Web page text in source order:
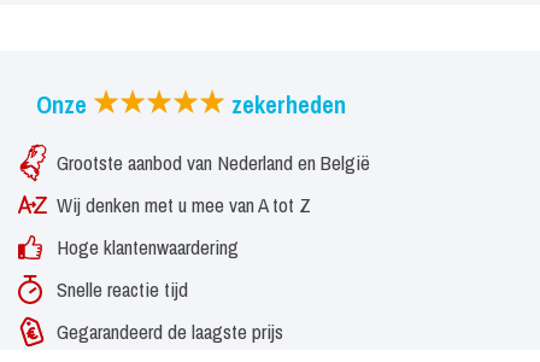
Onze zekerheden
Grootste aanbod van Nederland en België
Wij denken met u mee van A tot Z
Hoge klantenwaardering
Snelle reactie tijd
Gegarandeerd de laagste prijs